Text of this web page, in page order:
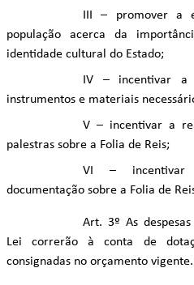
III – promover a
população acerca da
identidade cultural do Estado;
IV – incentivar a
instrumentos e materiais
V – incentivar a
palestras sobre a Folia de Reis;
VI – incentivar
documentação sobre a Folia de
Art. 3º As
Lei correrão à conta de
consignadas no orçamento vigente.